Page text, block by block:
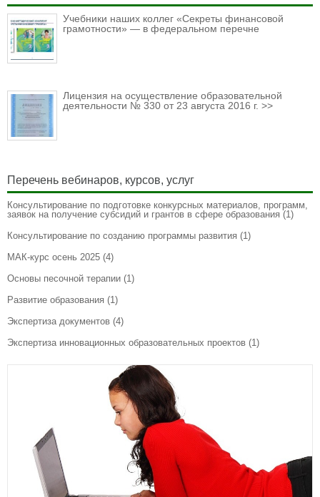
Учебники наших коллег «Секреты финансовой
грамотности» — в федеральном перечне
Лицензия на осуществление образовательной
деятельности № 330 от 23 августа 2016 г. >>
Перечень вебинаров, курсов, услуг
Консультирование по подготовке конкурсных материалов, программ,
заявок на получение субсидий и грантов в сфере образования (1)
Консультирование по созданию программы развития (1)
МАК-курс осень 2025 (4)
Основы песочной терапии (1)
Развитие образования (1)
Экспертиза документов (4)
Экспертиза инновационных образовательных проектов (1)